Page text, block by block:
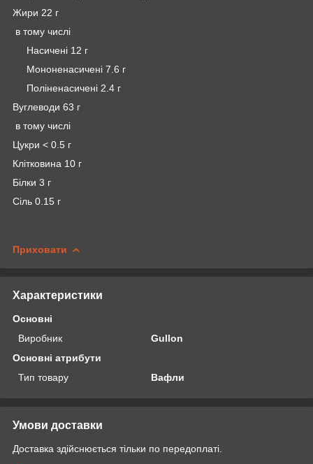
Жири 22 г
в тому числі
Насичені 12 г
Мононенасичені 7.6 г
Поліненасичені 2.4 г
Вуглеводи 63 г
в тому числі
Цукри < 0.5 г
Клітковина 10 г
Білки 3 г
Сіль 0.15 г
Приховати
Характеристики
Основні
Виробник
Gullon
Основні атрибути
Тип товару
Вафли
Умови доставки
Доставка здійснюється тільки по передоплаті.